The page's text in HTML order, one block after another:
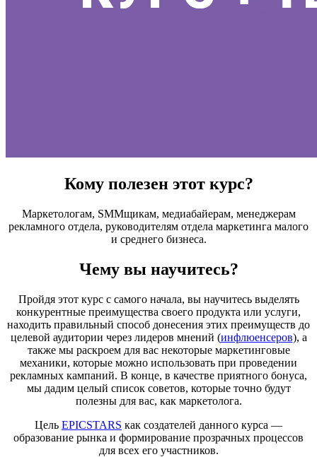
Кому полезен этот курс?
Маркетологам, SMMщикам, медиабайерам, менеджерам
рекламного отдела, руководителям отдела маркетинга малого
и среднего бизнеса.
Чему вы научитесь?
Пройдя этот курс с самого начала, вы научитесь выделять
конкурентные преимущества своего продукта или услуги,
находить правильный способ донесения этих преимуществ до
целевой аудитории через лидеров мнений (инфлюенсеров), а
также мы раскроем для вас некоторые маркетинговые
механики, которые можно использовать при проведении
рекламных кампаний. В конце, в качестве приятного бонуса,
мы дадим целый список советов, которые точно будут
полезны для вас, как маркетолога.
Цель EPICSTARS как создателей данного курса —
образование рынка и формирование прозрачных процессов
для всех его участников.